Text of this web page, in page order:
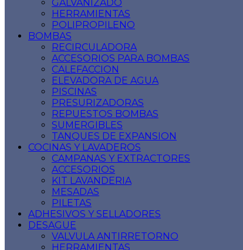
GALVANIZADO
HERRAMIENTAS
POLIPROPILENO
BOMBAS
RECIRCULADORA
ACCESORIOS PARA BOMBAS
CALEFACCION
ELEVADORA DE AGUA
PISCINAS
PRESURIZADORAS
REPUESTOS BOMBAS
SUMERGIBLES
TANQUES DE EXPANSION
COCINAS Y LAVADEROS
CAMPANAS Y EXTRACTORES
ACCESORIOS
KIT LAVANDERIA
MESADAS
PILETAS
ADHESIVOS Y SELLADORES
DESAGUE
VALVULA ANTIRRETORNO
HERRAMIENTAS